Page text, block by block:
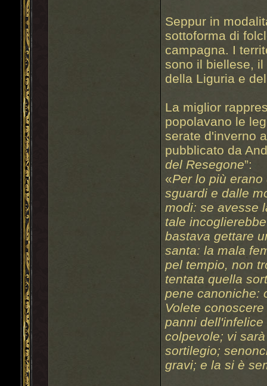
Seppur in
sottoforma di
campagna. I
sono il biellese,
della Liguria e
La miglior
popolavano le
serate d'inverno
pubblicato da
del Resegone”:
«Per lo più
sguardi e dalle
modi: se avesse
tale
bastava gettare
santa: la mala
pel tempio, non
tentata quella
pene canoniche:
Volete
panni
colpevole; vi
sortilegio;
gravi; e la si è